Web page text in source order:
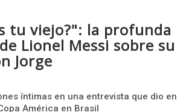
tu viejo?": la profunda
Lionel Messi sobre su
Jorge
íntimas en una entrevista que dio en
América en Brasil